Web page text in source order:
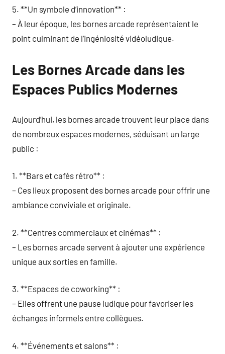
5. **Un symbole d’innovation** :
– À leur époque, les bornes arcade représentaient le
point culminant de l’ingéniosité vidéoludique.
Les Bornes Arcade dans les
Espaces Publics Modernes
Aujourd’hui, les bornes arcade trouvent leur place dans
de nombreux espaces modernes, séduisant un large
public :
1. **Bars et cafés rétro** :
– Ces lieux proposent des bornes arcade pour offrir une
ambiance conviviale et originale.
2. **Centres commerciaux et cinémas** :
– Les bornes arcade servent à ajouter une expérience
unique aux sorties en famille.
3. **Espaces de coworking** :
– Elles offrent une pause ludique pour favoriser les
échanges informels entre collègues.
4. **Événements et salons** :